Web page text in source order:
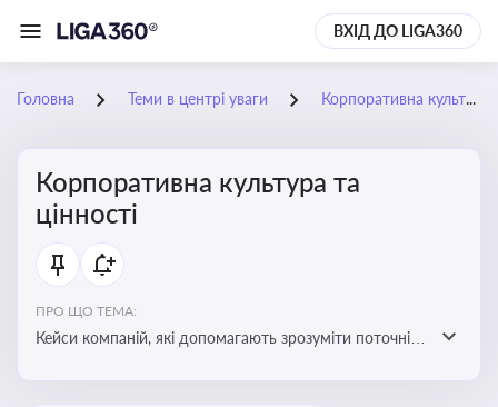
ВХІД ДО LIGA360
Головна Теми в центрі уваги Корпоративна культура та цінності
Корпоративна культура та
цінності
ПРО ЩО ТЕМА:
Кейси компаній, які допомагають зрозуміти поточні